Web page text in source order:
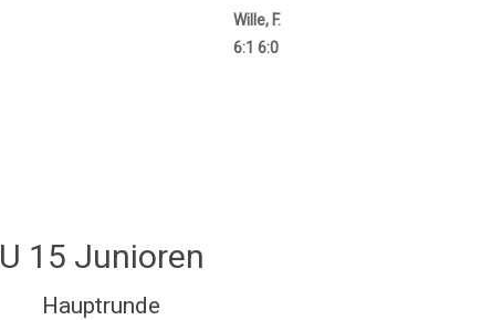
Wille, F.
6:1 6:0
U 15 Junioren
Hauptrunde